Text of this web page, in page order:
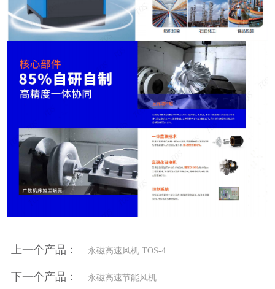
上一个产品： 永磁高速风机 TOS-4
下一个产品： 永磁高速节能风机